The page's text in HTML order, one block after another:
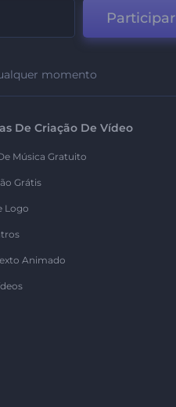
Participar
momento
De Criação De Vídeo
Música Gratuito
Grátis
Logo
Animado